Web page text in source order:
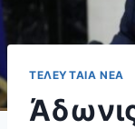
ΤΕΛΕΥΤΑΊΑ ΝΈΑ